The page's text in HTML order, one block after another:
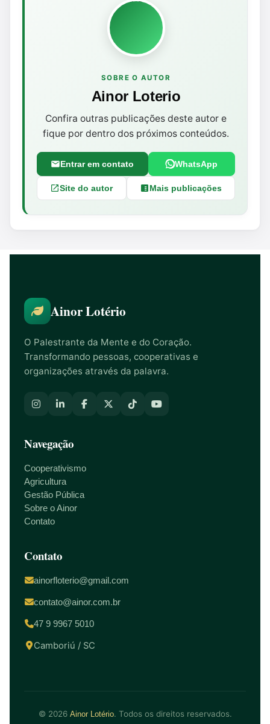
SOBRE O AUTOR
Ainor Loterio
Confira outras publicações deste autor e
fique por dentro dos próximos conteúdos.
Entrar em contato WhatsApp
Site do autor Mais publicações
Ainor Lotério
O Palestrante da Mente e do Coração.
Transformando pessoas, cooperativas e
organizações através da palavra.
Navegação
Cooperativismo
Agricultura
Gestão Pública
Sobre o Ainor
Contato
Contato
ainorfloterio@gmail.com
contato@ainor.com.br
47 9 9967 5010
Camboriú / SC
© 2026 Ainor Lotério. Todos os direitos reservados.